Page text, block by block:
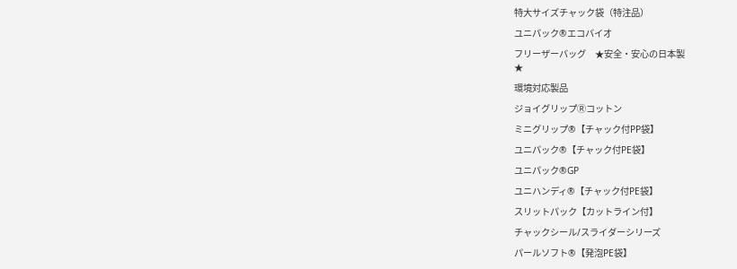
特大サイズチャック袋（特注品）
ユニパック®エコバイオ
フリーザーバッグ ★安全・安心の日本製
★
環境対応製品
ジョイグリップⓇコットン
ミニグリップ®【チャック付PP袋】
ユニパック®【チャック付PE袋】
ユニパック®GP
ユニハンディ®【チャック付PE袋】
スリットパック【カットライン付】
チャックシール/スライダーシリーズ
パールソフト®【発泡PE袋】